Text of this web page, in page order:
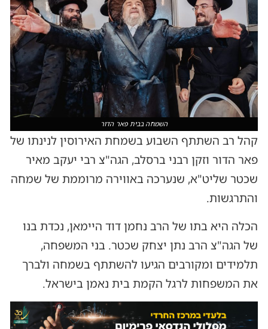
השמחה בבית פאר הדור
קהל רב השתתף השבוע בשמחת האירוסין לנינתו של
פאר הדור וזקן רבני ברסלב, הגה"צ רבי יעקב מאיר
שכטר שליט"א, שנערכה באווירה מרוממת של שמחה
והתרגשות.
הכלה היא בתו של הרב נחמן דוד היימאן, נכדת בנו
של הגה"צ הרב נתן יצחק שכטר. בני המשפחה,
תלמידים ומקורבים הגיעו להשתתף בשמחה ולברך
את המשפחות לרגל הקמת בית נאמן בישראל.